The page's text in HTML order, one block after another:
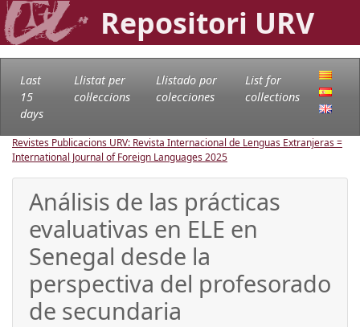
Repositori URV
Last
15
days
Llistat per
col·leccions
Llistado por
colecciones
List for
collections
Revistes Publicacions URV: Revista Internacional de Lenguas Extranjeras =
International Journal of Foreign Languages2025
Análisis de las prácticas
evaluativas en ELE en
Senegal desde la
perspectiva del profesorado
de secundaria